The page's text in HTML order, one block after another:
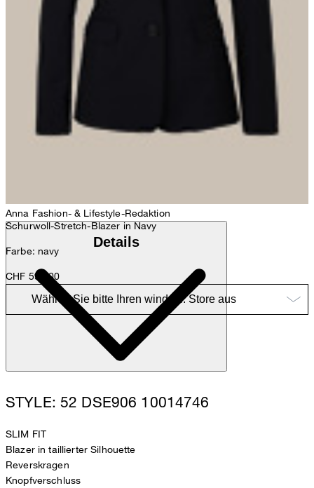
Schurwoll-Stretch-Blazer in Navy
Farbe: navy
CHF 599.00
Anna Fashion- & Lifestyle-Redaktion
Details
STYLE: 52 DSE906 10014746
SLIM FIT
Blazer in taillierter Silhouette
Reverskragen
Knopfverschluss